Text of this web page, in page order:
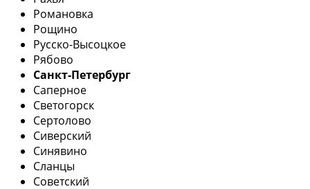
Романовка
Рощино
Русско-Высоцкое
Рябово
Санкт-Петербург
Саперное
Светогорск
Сертолово
Сиверский
Синявино
Сланцы
Советский